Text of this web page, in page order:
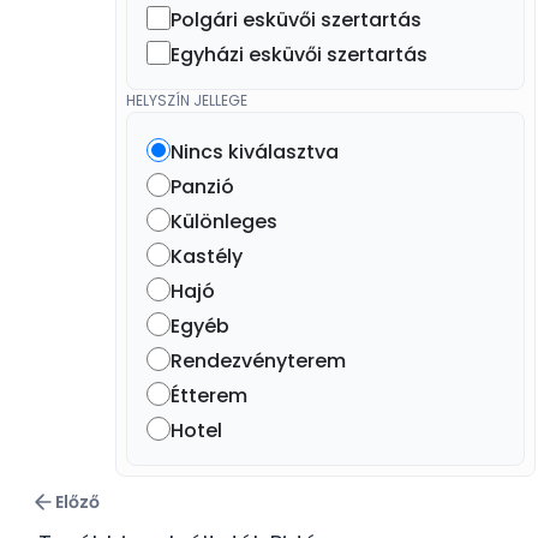
Polgári esküvői szertartás
Egyházi esküvői szertartás
HELYSZÍN JELLEGE
Nincs kiválasztva
Panzió
Különleges
Kastély
Hajó
Egyéb
Rendezvényterem
Étterem
Hotel
Előző